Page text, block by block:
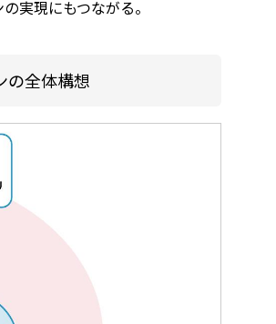
実現にもつながる。
の全体構想